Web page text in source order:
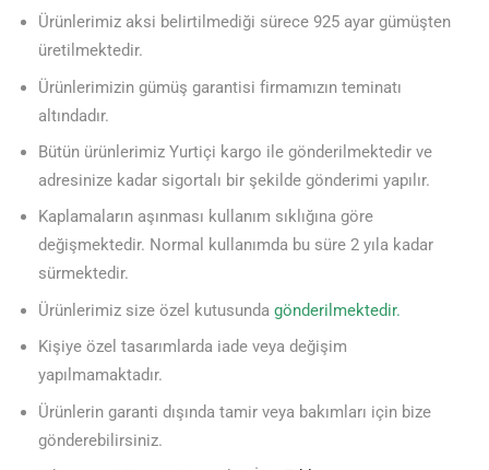
Ürünlerimiz aksi belirtilmediği sürece 925 ayar gümüşten
üretilmektedir.
Ürünlerimizin gümüş garantisi firmamızın teminatı
altındadır.
Bütün ürünlerimiz Yurtiçi kargo ile gönderilmektedir ve
adresinize kadar sigortalı bir şekilde gönderimi yapılır.
Kaplamaların aşınması kullanım sıklığına göre
değişmektedir. Normal kullanımda bu süre 2 yıla kadar
sürmektedir.
Ürünlerimiz size özel kutusunda gönderilmektedir.
Kişiye özel tasarımlarda iade veya değişim
yapılmamaktadır.
Ürünlerin garanti dışında tamir veya bakımları için bize
gönderebilirsiniz.